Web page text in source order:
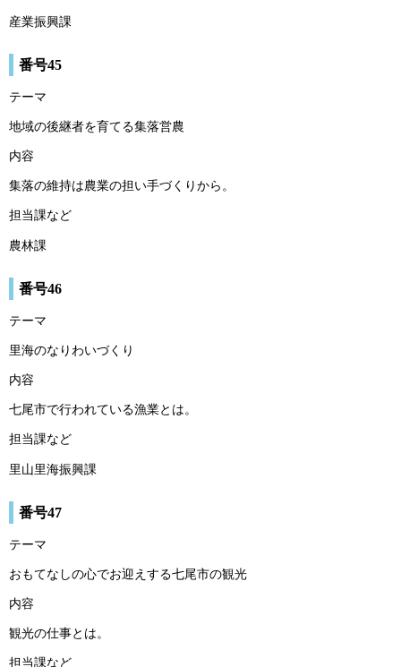
産業振興課
番号45
テーマ
地域の後継者を育てる集落営農
内容
集落の維持は農業の担い手づくりから。
担当課など
農林課
番号46
テーマ
里海のなりわいづくり
内容
七尾市で行われている漁業とは。
担当課など
里山里海振興課
番号47
テーマ
おもてなしの心でお迎えする七尾市の観光
内容
観光の仕事とは。
担当課など